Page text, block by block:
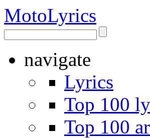
MotoLyrics
navigate
Lyrics
Top 100
Top 100